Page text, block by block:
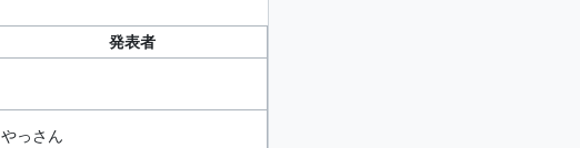
発表者
やっさん